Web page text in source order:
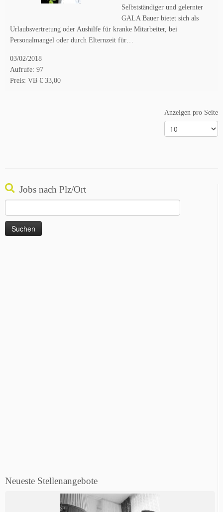
Selbstständiger und gelernter
GALA Bauer bietet sich als
Urlaubsvertretung oder Aushilfe für kranke Mitarbeiter, bei
Personalmangel oder durch Elternzeit für…
03/02/2018
Aufrufe: 97
Preis: VB € 33,00
Anzeigen pro Seite
Jobs nach Plz/Ort
nach:
Neueste Stellenangebote